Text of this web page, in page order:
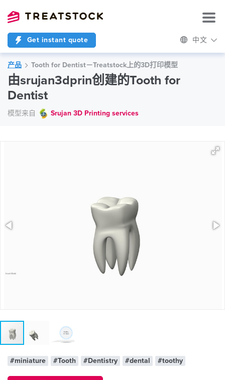
Get instant quote 中文
产品 Tooth for Dentist－Treatstock上的3D打印模型
由srujan3dprin创建的Tooth for
Dentist
模型来自 Srujan 3D Printing services
#miniature #Tooth #Dentistry #dental #toothy